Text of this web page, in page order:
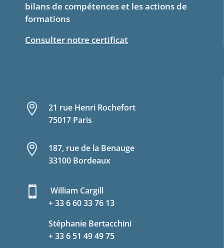
bilans de compétences et les actions de
formations
Consulter notre certificat

21 rue Henri Rochefort
75017 Paris

187, rue de la Benauge
33100 Bordeaux

William Cargill
+ 33 6 60 33 76 13
Stéphanie Bertacchini
+ 33 6 51 49 49 75